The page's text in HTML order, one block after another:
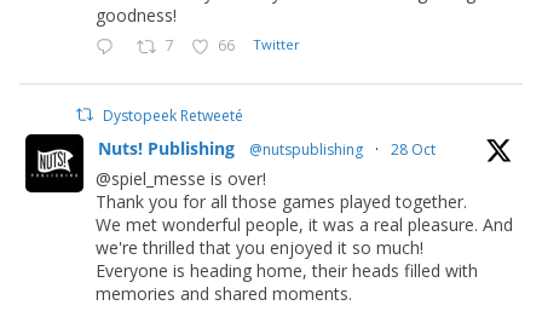
goodness!
7 66 Twitter
Dystopeek Retweeté
Nuts! Publishing @nutspublishing · 28 Oct
@spiel_messe is over!
Thank you for all those games played together.
We met wonderful people, it was a real pleasure. And
we're thrilled that you enjoyed it so much!
Everyone is heading home, their heads filled with
memories and shared moments.